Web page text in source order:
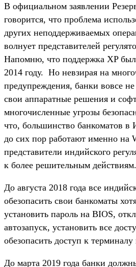
В официальном заявлении
говорится, что проблема
других неподдерживаемых
волнует представителей
Напомню, что поддержка XP
2014 году. Но невзирая на
предупреждения, банки вовсе
свои аппаратные решения и
многочисленные угрозы
что, большинство банкоматов в
до сих пор работают именно на
представители индийского
к более решительным действиям.
До августа 2018 года все
обезопасить свои банкоматы
установить пароль на BIOS,
автозапуск, установить все
обезопасить доступ к терминалу
До марта 2019 года банки